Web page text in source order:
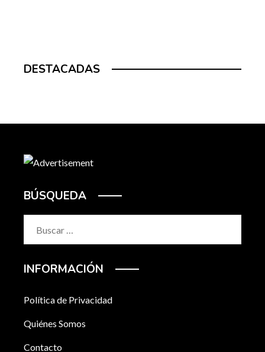
DESTACADAS
BÚSQUEDA
INFORMACIÓN
Política de Privacidad
Quiénes Somos
Contacto